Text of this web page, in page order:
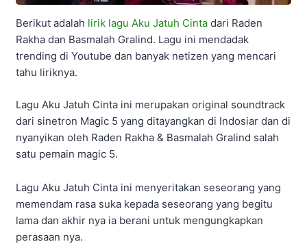
Berikut adalah lirik lagu Aku Jatuh Cinta dari Raden
Rakha dan Basmalah Gralind. Lagu ini mendadak
trending di Youtube dan banyak netizen yang mencari
tahu liriknya.
Lagu Aku Jatuh Cinta ini merupakan original soundtrack
dari sinetron Magic 5 yang ditayangkan di Indosiar dan di
nyanyikan oleh Raden Rakha & Basmalah Gralind salah
satu pemain magic 5.
Lagu Aku Jatuh Cinta ini menyeritakan seseorang yang
memendam rasa suka kepada seseorang yang begitu
lama dan akhir nya ia berani untuk mengungkapkan
perasaan nya.